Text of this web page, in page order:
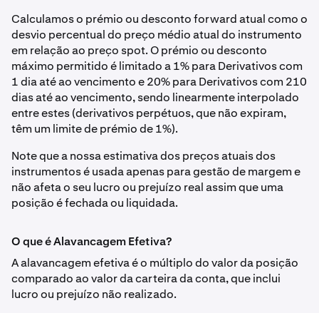
Calculamos o prémio ou desconto forward atual como o
desvio percentual do preço médio atual do instrumento
em relação ao preço spot. O prémio ou desconto
máximo permitido é limitado a 1% para Derivativos com
1 dia até ao vencimento e 20% para Derivativos com 210
dias até ao vencimento, sendo linearmente interpolado
entre estes (derivativos perpétuos, que não expiram,
têm um limite de prémio de 1%).
Note que a nossa estimativa dos preços atuais dos
instrumentos é usada apenas para gestão de margem e
não afeta o seu lucro ou prejuízo real assim que uma
posição é fechada ou liquidada.
O que é Alavancagem Efetiva?
A alavancagem efetiva é o múltiplo do valor da posição
comparado ao valor da carteira da conta, que inclui
lucro ou prejuízo não realizado.